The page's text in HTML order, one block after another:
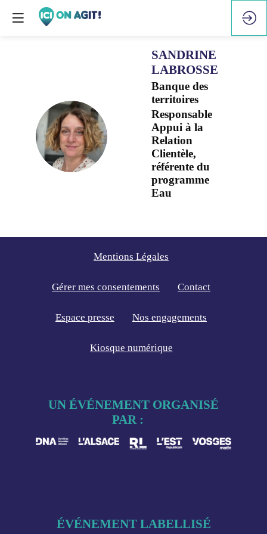
SL
SANDRINE
LABROSSE
Banque des
territoires
Responsable
Appui à la
Relation
Clientèle,
référente du
programme
Eau
UN ÉVÉNEMENT ORGANISÉ
PAR :
Mentions Légales
Gérer mes consentements Contact
Espace presse Nos engagements
Kiosque numérique
ÉVÉNEMENT LABELLISÉ